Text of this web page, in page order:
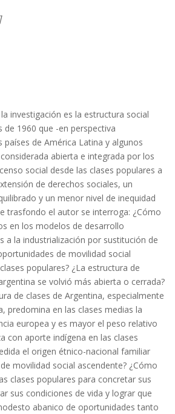
investigación es la estructura social
de 1960 que -en perspectiva
de América Latina y algunos
abierta e integrada por los
social desde las clases populares a
de derechos sociales, un
y un menor nivel de inequidad
trasfondo el autor se interroga: ¿Cómo
en los modelos de desarrollo
a la industrialización por sustitución de
de movilidad social
populares? ¿La estructura de
se volvió más abierta o cerrada?
de clases de Argentina, especialmente
predomina en las clases medias la
europea y es mayor el peso relativo
con aporte indígena en las clases
el origen étnico-nacional familiar
movilidad social ascendente? ¿Cómo
clases populares para concretar sus
sus condiciones de vida y lograr que
abanico de oportunidades tanto